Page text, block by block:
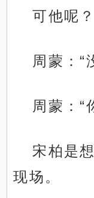
可他呢
周蒙：“
周蒙：“
宋柏是
现场。